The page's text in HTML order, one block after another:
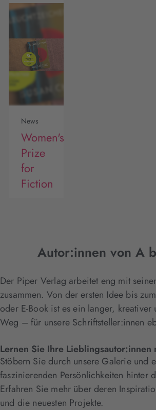
News
Women's
Prize
for
Fiction
Autor:innen von A
Der Piper Verlag arbeitet eng mit
zusammen. Von der ersten Idee bis
oder E-Book ist es ein langer, kreativer
Weg – für unsere Schriftsteller:innen
Lernen Sie Ihre Lieblingsautor:innen
Stöbern Sie durch unsere Galerie und
faszinierenden Persönlichkeiten hinter
Erfahren Sie mehr über deren
und die neuesten Projekte.